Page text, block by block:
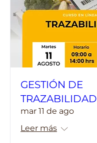
GESTIÓN DE
TRAZABILIDAD
mar 11 de ago
Leer más